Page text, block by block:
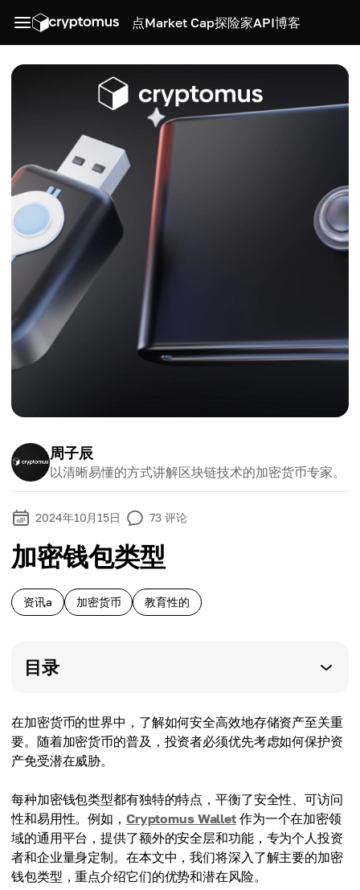
点Market Cap探险家API博客
周子辰
以清晰易懂的方式讲解区块链技术的加密货币专家。
2024年10月15日 73 评论
加密钱包类型
资讯a 加密货币 教育性的
目录
在加密货币的世界中，了解如何安全高效地存储资产至关重
要。随着加密货币的普及，投资者必须优先考虑如何保护资
产免受潜在威胁。
每种加密钱包类型都有独特的特点，平衡了安全性、可访问
性和易用性。例如， Cryptomus Wallet 作为一个在加密领
域的通用平台，提供了额外的安全层和功能，专为个人投资
者和企业量身定制。在本文中，我们将深入了解主要的加密
钱包类型，重点介绍它们的优势和潜在风险。